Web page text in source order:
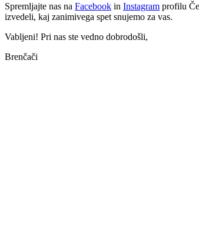
Spremljajte nas na Facebook in Instagram profilu
izvedeli, kaj zanimivega spet snujemo za vas.
Vabljeni! Pri nas ste vedno dobrodošli,
Brenčači